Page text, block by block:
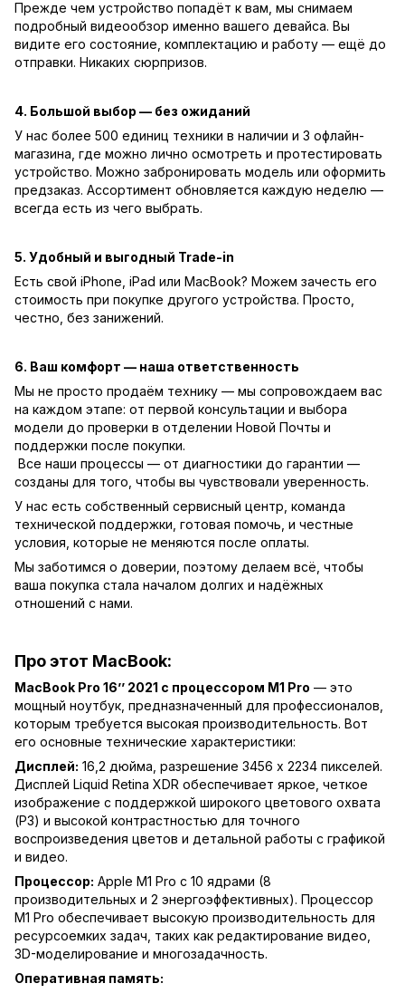
Прежде чем устройство попадёт к вам, мы снимаем
подробный видеообзор именно вашего девайса. Вы
видите его состояние, комплектацию и работу — ещё до
отправки. Никаких сюрпризов.
4. Большой выбор — без ожиданий
У нас более 500 единиц техники в наличии и 3 офлайн-
магазина, где можно лично осмотреть и протестировать
устройство. Можно забронировать модель или оформить
предзаказ. Ассортимент обновляется каждую неделю —
всегда есть из чего выбрать.
5. Удобный и выгодный Trade-in
Есть свой iPhone, iPad или MacBook? Можем зачесть его
стоимость при покупке другого устройства. Просто,
честно, без занижений.
6. Ваш комфорт — наша ответственность
Мы не просто продаём технику — мы сопровождаем вас
на каждом этапе: от первой консультации и выбора
модели до проверки в отделении Новой Почты и
поддержки после покупки.
Все наши процессы — от диагностики до гарантии —
созданы для того, чтобы вы чувствовали уверенность.
У нас есть собственный сервисный центр, команда
технической поддержки, готовая помочь, и честные
условия, которые не меняются после оплаты.
Мы заботимся о доверии, поэтому делаем всё, чтобы
ваша покупка стала началом долгих и надёжных
отношений с нами.
Про этот MacBook:
MacBook Pro 16’’ 2021 с процессором M1 Pro — это
мощный ноутбук, предназначенный для профессионалов,
которым требуется высокая производительность. Вот
его основные технические характеристики:
Дисплей: 16,2 дюйма, разрешение 3456 x 2234 пикселей.
Дисплей Liquid Retina XDR обеспечивает яркое, четкое
изображение с поддержкой широкого цветового охвата
(P3) и высокой контрастностью для точного
воспроизведения цветов и детальной работы с графикой
и видео.
Процессор: Apple M1 Pro с 10 ядрами (8
производительных и 2 энергоэффективных). Процессор
M1 Pro обеспечивает высокую производительность для
ресурсоемких задач, таких как редактирование видео,
3D-моделирование и многозадачность.
Оперативная память: